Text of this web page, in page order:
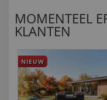
MOMENTEEL
KLANTEN
NIEUW